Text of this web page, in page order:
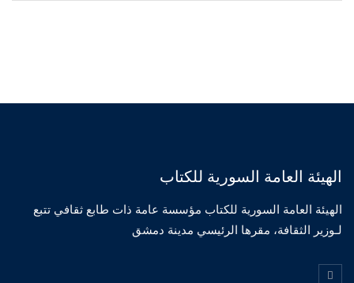
الهيئة العامة السورية للكتاب
الهيئة العامة السورية للكتاب مؤسسة عامة ذات طابع ثقافي تتبع
لـوزير الثقافة، مقرها الرئيسي مدينة دمشق